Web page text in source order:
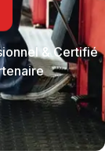
& Certifié